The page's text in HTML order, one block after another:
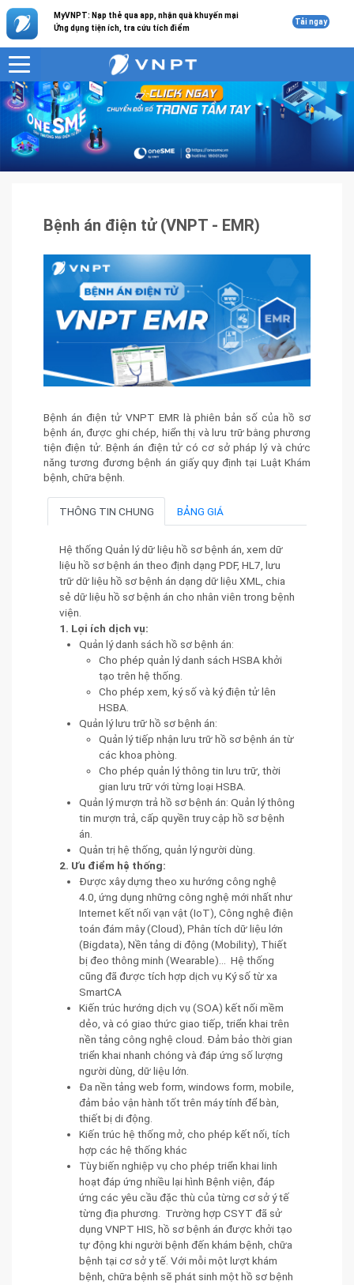
MyVNPT: Nạp thẻ qua app, nhận quà khuyến mại
Ứng dụng tiện ích, tra cứu tích điểm
Tải ngay
VNPT Sản phẩm - Dịch vụ Bệnh án điện tử (VNPT - EMR)
Bệnh án điện tử (VNPT - EMR)
Bệnh án điện tử VNPT EMR là phiên bản số của hồ sơ
bệnh án, được ghi chép, hiển thị và lưu trữ bằng phương
tiện điện tử. Bệnh án điện tử có cơ sở pháp lý và chức
năng tương đương bệnh án giấy quy định tại Luật Khám
bệnh, chữa bệnh.
THÔNG TIN CHUNG BẢNG GIÁ
Hệ thống Quản lý dữ liệu hồ sơ bệnh án, xem dữ
liệu hồ sơ bệnh án theo định dạng PDF, HL7, lưu
trữ dữ liệu hồ sơ bệnh án dạng dữ liệu XML, chia
sẻ dữ liệu hồ sơ bệnh án cho nhân viên trong bệnh
viện.
1. Lợi ích dịch vụ:
Quản lý danh sách hồ sơ bệnh án:
Cho phép quản lý danh sách HSBA khởi
tạo trên hệ thống.
Cho phép xem, ký số và ký điện tử lên
HSBA.
Quản lý lưu trữ hồ sơ bệnh án:
Quản lý tiếp nhận lưu trữ hồ sơ bệnh án từ
các khoa phòng.
Cho phép quản lý thông tin lưu trữ, thời
gian lưu trữ với từng loại HSBA.
Quản lý mượn trả hồ sơ bệnh án: Quản lý thông
tin mượn trả, cấp quyền truy cập hồ sơ bệnh
án.
Quản trị hệ thống, quản lý người dùng.
2. Ưu điểm hệ thống:
Được xây dựng theo xu hướng công nghệ
4.0, ứng dụng những công nghệ mới nhất như
Internet kết nối vạn vật (IoT), Công nghệ điện
toán đám mây (Cloud), Phân tích dữ liệu lớn
(Bigdata), Nền tảng di động (Mobility), Thiết
bị đeo thông minh (Wearable)… Hệ thống
cũng đã được tích hợp dịch vụ Ký số từ xa
SmartCA
Kiến trúc hướng dịch vụ (SOA) kết nối mềm
dẻo, và có giao thức giao tiếp, triển khai trên
nền tảng công nghệ cloud. Đảm bảo thời gian
triển khai nhanh chóng và đáp ứng số lượng
người dùng, dữ liệu lớn.
Đa nền tảng web form, windows form, mobile,
đảm bảo vận hành tốt trên máy tính để bàn,
thiết bị di động.
Kiến trúc hệ thống mở, cho phép kết nối, tích
hợp các hệ thống khác
Tùy biến nghiệp vụ cho phép triển khai linh
hoạt đáp ứng nhiều lại hình Bệnh viện, đáp
ứng các yêu cầu đặc thù của từng cơ sở ý tế
từng địa phương. Trường hợp CSYT đã sử
dụng VNPT HIS, hồ sơ bệnh án được khởi tạo
tự động khi người bệnh đến khám bệnh, chữa
bệnh tại cơ sở y tế. Với mỗi một lượt khám
bệnh, chữa bệnh sẽ phát sinh một hồ sơ bệnh